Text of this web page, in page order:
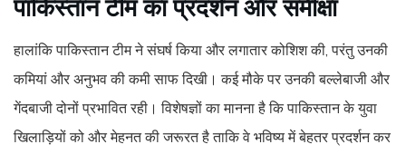
पाकिस्तान टीम का प्रदर्शन और समीक्षा
हालांकि पाकिस्तान टीम ने संघर्ष किया और लगातार कोशिश की, परंतु उनकी
कमियां और अनुभव की कमी साफ दिखी। कई मौके पर उनकी बल्लेबाजी और
गेंदबाजी दोनों प्रभावित रही। विशेषज्ञों का मानना है कि पाकिस्तान के युवा
खिलाड़ियों को और मेहनत की जरूरत है ताकि वे भविष्य में बेहतर प्रदर्शन कर